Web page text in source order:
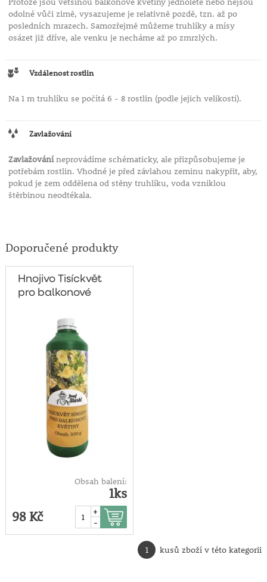
odolné vůči zimě, vysazujeme je relativně pozdě, tzn. až po
posledních mrazech. Samozřejmě můžeme truhlíky a mísy
osázet již dříve, ale venku je necháme až po zmrzlých.
Vzdálenost rostlin
Na 1 m truhlíku se počítá 6 - 8 rostlin (podle jejich velikosti).
Zavlažování
Zavlažováníneprovádíme schématicky, ale přizpůsobujeme je
potřebám rostlin. Vhodné je před závlahou zeminu nakypřit, aby,
pokud je zem oddělena od stěny truhlíku, voda vzniklou
štěrbinou neodtékala.
Doporučené produkty
Hnojivo Tisíckvět
pro balkonové
Obsah balení:
1ks
98 Kč
+
-
1 kusů zboží v této kategorii